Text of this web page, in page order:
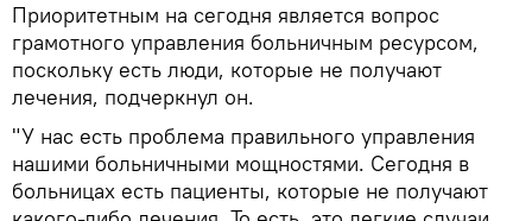
Приоритетным на сегодня является вопрос
грамотного управления больничным ресурсом,
поскольку есть люди, которые не получают
лечения, подчеркнул он.
"У нас есть проблема правильного управления
нашими больничными мощностями. Сегодня в
больницах есть пациенты, которые не получают